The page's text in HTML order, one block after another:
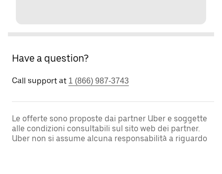
Have a question?
Call support at 1 (866) 987-3743
Le offerte sono proposte dai partner Uber e soggette
alle condizioni consultabili sul sito web dei partner.
Uber non si assume alcuna responsabilità a riguardo